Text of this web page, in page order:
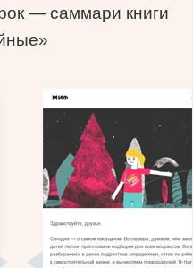
— саммари книги